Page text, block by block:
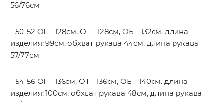
56/76см
- 50-52 ОГ - 128см, ОТ - 128см, ОБ - 132см. длина
изделия: 99см, обхват рукава 44см, длина рукава
57/77см
- 54-56 ОГ - 136см, ОТ - 136см, ОБ - 140см. длина
изделия: 100см, обхват рукава 48см, длина рукава